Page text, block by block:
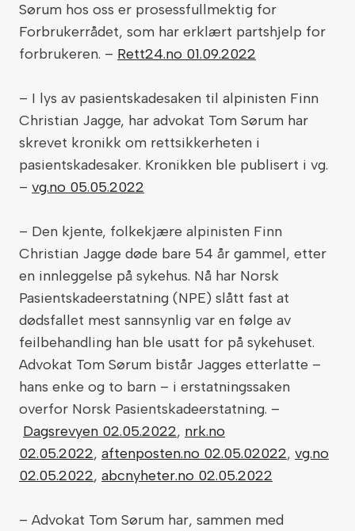
Sørum hos oss er prosessfullmektig for
Forbrukerrådet, som har erklært partshjelp for
forbrukeren. – Rett24.no 01.09.2022
– I lys av pasientskadesaken til alpinisten Finn
Christian Jagge, har advokat Tom Sørum har
skrevet kronikk om rettsikkerheten i
pasientskadesaker. Kronikken ble publisert i vg.
– vg.no 05.05.2022
– Den kjente, folkekjære alpinisten Finn
Christian Jagge døde bare 54 år gammel, etter
en innleggelse på sykehus. Nå har Norsk
Pasientskadeerstatning (NPE) slått fast at
dødsfallet mest sannsynlig var en følge av
feilbehandling han ble usatt for på sykehuset.
Advokat Tom Sørum bistår Jagges etterlatte –
hans enke og to barn – i erstatningssaken
overfor Norsk Pasientskadeerstatning. –
Dagsrevyen 02.05.2022, nrk.no
02.05.2022, aftenposten.no 02.05.02022, vg.no
02.05.2022, abcnyheter.no 02.05.2022
– Advokat Tom Sørum har, sammen med